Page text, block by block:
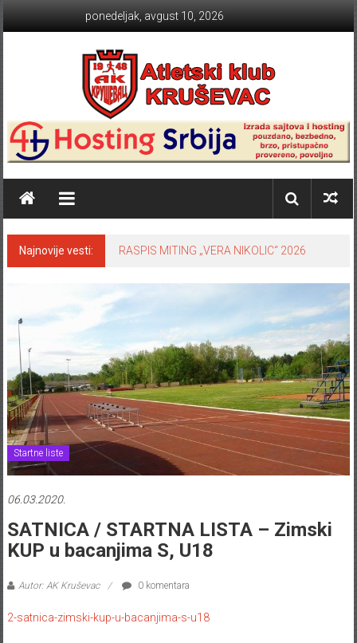
ponedeljak, avgust 10, 2026
Atletski klub KRUŠEVAC
Najnovije vesti: RASPIS MITING „VERA NIKOLIC“ 2026
Startne liste
06.03.2020.
SATNICA / STARTNA LISTA – Zimski
KUP u bacanjima S, U18
Autor: AK Kruševac 0 komentara
2-satnica-zimski-kup-u-bacanjima-s-u18